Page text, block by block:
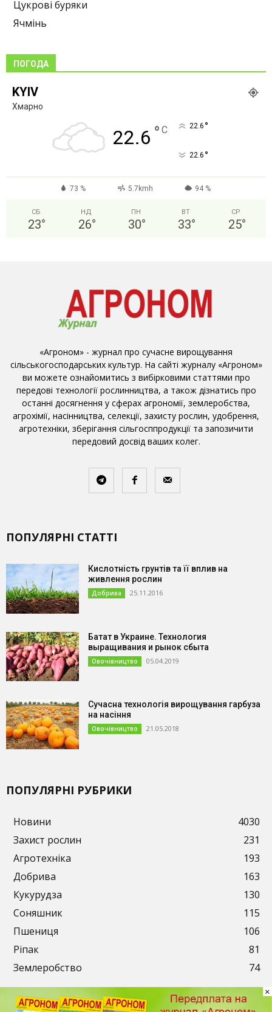
Цукрові буряки
Ячмінь
ПОГОДА
KYIV
Хмарно
22.6 ° C 22.6 °
22.6 °
73 % 5.7kmh 94 %
СБ
23°
НД
26°
ПН
30°
ВТ
33°
СР
25°
«Агроном» - журнал про сучасне вирощування
сільськогосподарських культур. На сайті журналу «Агроном»
ви можете ознайомитись з вибірковими статтями про
передові технології рослинництва, а також дізнатись про
останні досягнення у сферах агрономії, землеробства,
агрохімії, насінництва, селекції, захисту рослин, удобрення,
агротехніки, зберігання сільгосппродукції та запозичити
передовий досвід ваших колег.
ПОПУЛЯРНІ СТАТТІ
Кислотність грунтів та її вплив на
живлення рослин
Добрива 25.11.2016
Батат в Украине. Технология
выращивания и рынок сбыта
Овочівництво 05.04.2019
Сучасна технологія вирощування гарбуза
на насіння
Овочівництво 21.05.2018
ПОПУЛЯРНІ РУБРИКИ
Новини
4030
Захист рослин
231
Агротехніка
193
Добрива
163
Кукурудза
130
Соняшник
115
Пшениця
106
Ріпак
81
Землеробство
74
×